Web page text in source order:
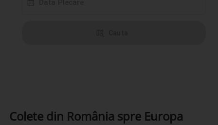
Colete din România spre Europa